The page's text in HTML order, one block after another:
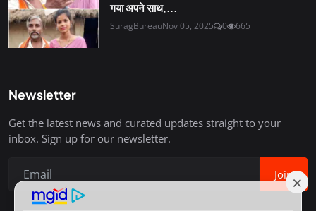
गया अपने साथ,...
SuragBureauNov 05, 2025 0 665
Newsletter
Get the latest news and curated updates straight to your
inbox. Sign up for our newsletter.
Join